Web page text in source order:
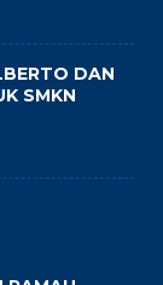
DAN
SMKN